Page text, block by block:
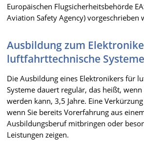
Europäischen Flugsicherheitsbehörde
Aviation Safety Agency) vorgeschrieben
Ausbildung zum
luftfahrttechnische Systeme
Die Ausbildung eines Elektronikers für
Systeme dauert regulär, das heißt,
werden kann, 3,5 Jahre. Eine
wenn Sie bereits Vorerfahrung aus
Ausbildungsberuf mitbringen oder
Leistungen zeigen.